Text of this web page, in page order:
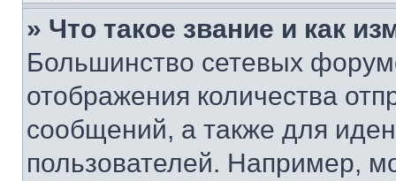
» Что такое звание и как
Большинство сетевых
отображения количества
сообщений, а также для
пользователей. Например,